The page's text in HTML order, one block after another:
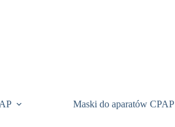
Maski do aparatów CPAP